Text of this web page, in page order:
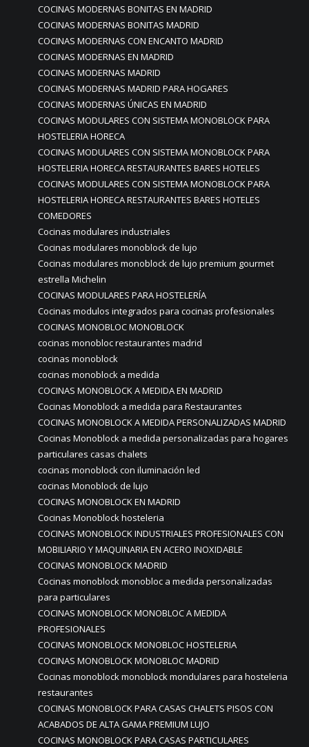
COCINAS MODERNAS BONITAS EN MADRID
COCINAS MODERNAS BONITAS MADRID
COCINAS MODERNAS CON ENCANTO MADRID
COCINAS MODERNAS EN MADRID
COCINAS MODERNAS MADRID
COCINAS MODERNAS MADRID PARA HOGARES
COCINAS MODERNAS ÚNICAS EN MADRID
COCINAS MODULARES CON SISTEMA MONOBLOCK PARA
HOSTELERIA HORECA
COCINAS MODULARES CON SISTEMA MONOBLOCK PARA
HOSTELERIA HORECA RESTAURANTES BARES HOTELES
COCINAS MODULARES CON SISTEMA MONOBLOCK PARA
HOSTELERIA HORECA RESTAURANTES BARES HOTELES
COMEDORES
Cocinas modulares industriales
Cocinas modulares monoblock de lujo
Cocinas modulares monoblock de lujo premium gourmet
estrella Michelin
COCINAS MODULARES PARA HOSTELERÍA
Cocinas modulos integrados para cocinas profesionales
COCINAS MONOBLOC MONOBLOCK
cocinas monobloc restaurantes madrid
cocinas monoblock
cocinas monoblock a medida
COCINAS MONOBLOCK A MEDIDA EN MADRID
Cocinas Monoblock a medida para Restaurantes
COCINAS MONOBLOCK A MEDIDA PERSONALIZADAS MADRID
Cocinas Monoblock a medida personalizadas para hogares
particulares casas chalets
cocinas monoblock con iluminación led
cocinas Monoblock de lujo
COCINAS MONOBLOCK EN MADRID
Cocinas Monoblock hosteleria
COCINAS MONOBLOCK INDUSTRIALES PROFESIONALES CON
MOBILIARIO Y MAQUINARIA EN ACERO INOXIDABLE
COCINAS MONOBLOCK MADRID
Cocinas monoblock monobloc a medida personalizadas
para particulares
COCINAS MONOBLOCK MONOBLOC A MEDIDA
PROFESIONALES
COCINAS MONOBLOCK MONOBLOC HOSTELERIA
COCINAS MONOBLOCK MONOBLOC MADRID
Cocinas monoblock monoblock mondulares para hosteleria
restaurantes
COCINAS MONOBLOCK PARA CASAS CHALETS PISOS CON
ACABADOS DE ALTA GAMA PREMIUM LUJO
COCINAS MONOBLOCK PARA CASAS PARTICULARES